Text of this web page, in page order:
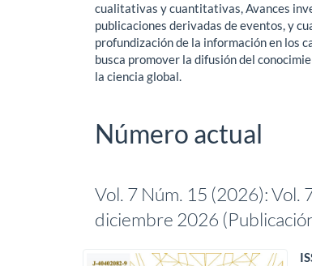
cualitativas y cuantitativas, Avances
publicaciones derivadas de eventos, y
profundización de la información en los
busca promover la difusión del
la ciencia global.
Número actual
Vol. 7 Núm. 15 (2026): Vol.
diciembre 2026